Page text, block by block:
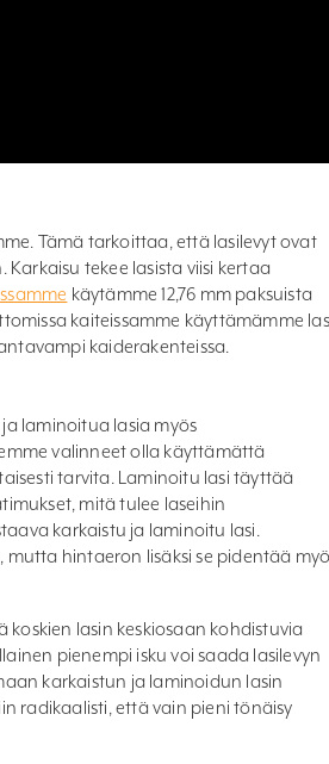
Tämä tarkoittaa, että lasilevyt ovat
tekee lasista viisi kertaa
käytämme 12,76 mm paksuista
kaiteissamme käyttämämme
kaiderakenteissa.
laminoitua lasia myös
valinneet olla käyttämättä
tarvita. Laminoitu lasi täyttää
mitä tulee laseihin
karkaistu ja laminoitu lasi.
hintaeron lisäksi se pidentää
lasin keskiosaan kohdistuvia
pienempi isku voi saada lasilevyn
karkaistun ja laminoidun lasin
radikaalisti, että vain pieni tönäisy